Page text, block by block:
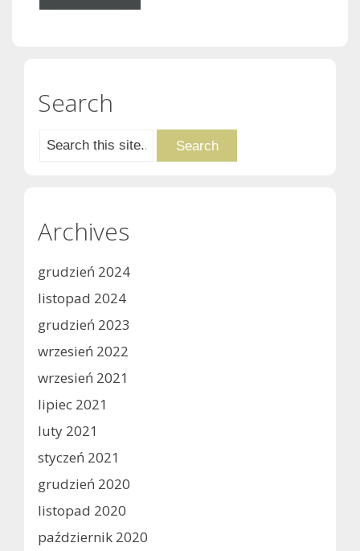
Search
Archives
grudzień 2024
listopad 2024
grudzień 2023
wrzesień 2022
wrzesień 2021
lipiec 2021
luty 2021
styczeń 2021
grudzień 2020
listopad 2020
październik 2020